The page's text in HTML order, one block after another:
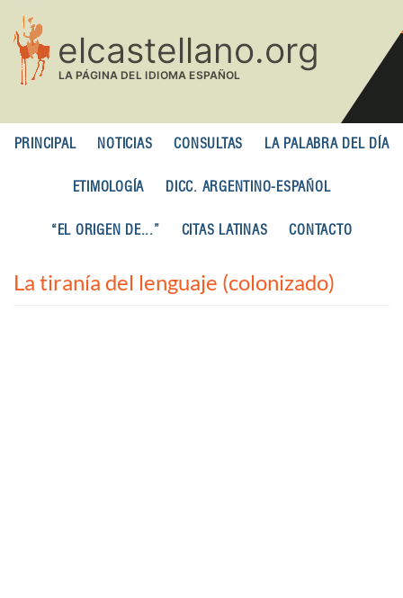
contenido
principal
PRINCIPAL NOTICIAS CONSULTAS LA PALABRA DEL DÍA
ETIMOLOGÍA DICC. ARGENTINO-ESPAÑOL
“EL ORIGEN DE...” CITAS LATINAS CONTACTO
La tiranía del lenguaje (colonizado)